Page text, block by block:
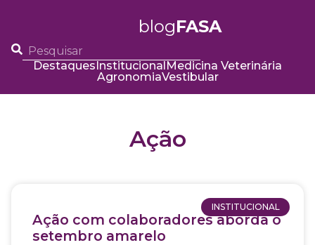
blogFASA
DestaquesInstitucionalMedicina Veterinária
AgronomiaVestibular
Ação
INSTITUCIONAL
Ação com colaboradores aborda o
setembro amarelo